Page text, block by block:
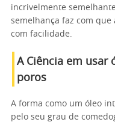
incrivelmente
semelhança faz com que
com facilidade.
A Ciência em usar
poros
A forma como um óleo
pelo seu grau de